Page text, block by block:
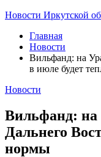
Новости Иркутской
Главная
Новости
Вильфанд: на
в июле будет
Новости
Вильфанд: на
Дальнего
нормы